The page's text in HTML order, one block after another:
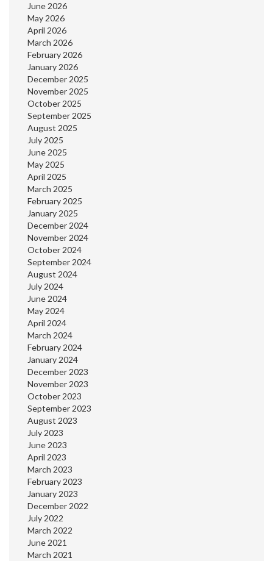
June 2026
May 2026
April 2026
March 2026
February 2026
January 2026
December 2025
November 2025
October 2025
September 2025
August 2025
July 2025
June 2025
May 2025
April 2025
March 2025
February 2025
January 2025
December 2024
November 2024
October 2024
September 2024
August 2024
July 2024
June 2024
May 2024
April 2024
March 2024
February 2024
January 2024
December 2023
November 2023
October 2023
September 2023
August 2023
July 2023
June 2023
April 2023
March 2023
February 2023
January 2023
December 2022
July 2022
March 2022
June 2021
March 2021